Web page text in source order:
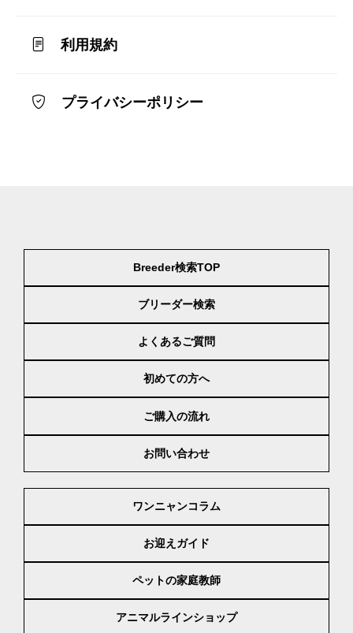
利用規約
プライバシーポリシー
Breeder検索TOP
ブリーダー検索
よくあるご質問
初めての方へ
ご購入の流れ
お問い合わせ
ワンニャンコラム
お迎えガイド
ペットの家庭教師
アニマルラインショップ